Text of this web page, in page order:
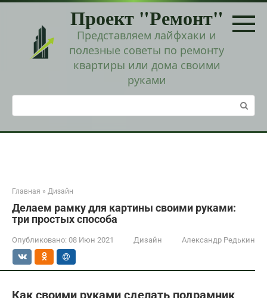
Перейти
Проект "Ремонт"
Представляем лайфхаки и
полезные советы по ремонту
квартиры или дома своими
руками
Поиск:
Главная » Дизайн
Делаем рамку для картины своими руками:
три простых способа
Опубликовано: 08 Июн 2021 Дизайн Александр Редькин